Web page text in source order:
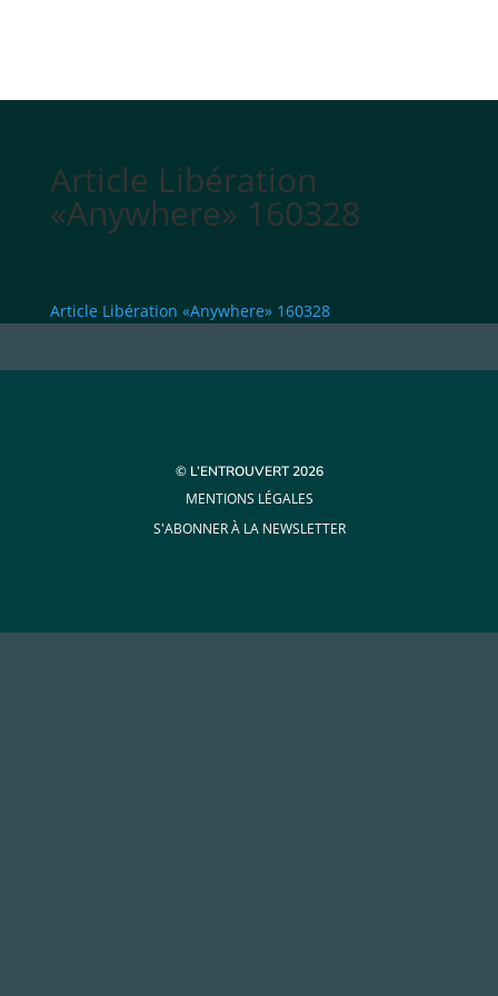
Article Libération
«Anywhere» 160328
Article Libération «Anywhere» 160328
© L’ENTROUVERT 2026
MENTIONS LÉGALES
S'ABONNER À LA NEWSLETTER